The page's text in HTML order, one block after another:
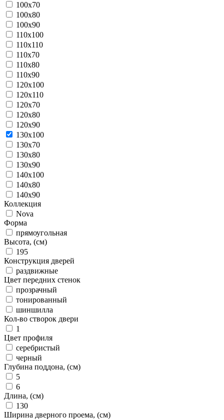
100x70
100x80
100x90
110x100
110x110
110x70
110x80
110x90
120x100
120x110
120x70
120x80
120x90
130x100
130x70
130x80
130x90
140x100
140x80
140x90
Коллекция
Nova
Форма
прямоугольная
Высота, (см)
195
Конструкция дверей
раздвижные
Цвет передних стенок
прозрачный
тонированный
шиншилла
Кол-во створок двери
1
Цвет профиля
серебристый
черный
Глубина поддона, (см)
5
6
Длина, (см)
130
Ширина дверного проема, (см)